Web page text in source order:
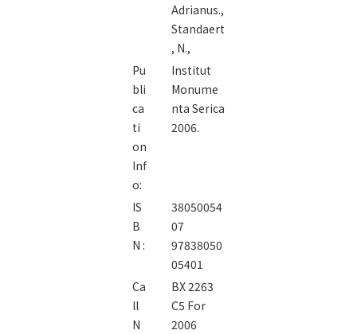
Adrianus.,
Standaert
, N.,
Pu
bli
ca
ti
on
Inf
o:
Institut
Monume
nta Serica
2006.
IS
B
N :
38050054
07
97838050
05401
Ca
ll
N
BX 2263
C5 For
2006